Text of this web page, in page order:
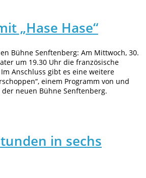
„Hase Hase“
Bühne Senftenberg: Am Mittwoch, 30.
um 19.30 Uhr die französische
Im Anschluss gibt es eine weitere
einem Programm von und
neuen Bühne Senftenberg.
in sechs